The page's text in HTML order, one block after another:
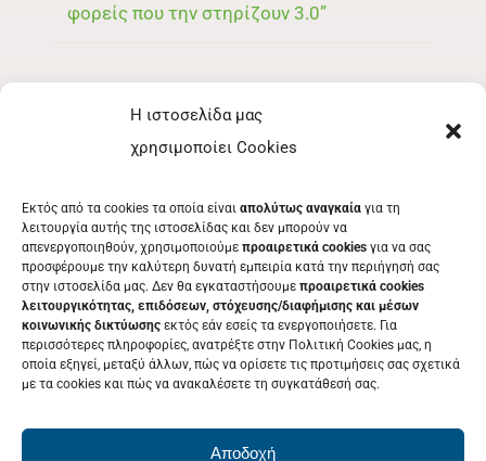
Η ιστοσελίδα μας
χρησιμοποίει Cookies
Εκτός από τα cookies τα οποία είναι απολύτως αναγκαία για τη
λειτουργία αυτής της ιστοσελίδας και δεν μπορούν να
απενεργοποιηθούν, χρησιμοποιούμε προαιρετικά cookies για να σας
προσφέρουμε την καλύτερη δυνατή εμπειρία κατά την περιήγησή σας
στην ιστοσελίδα μας. Δεν θα εγκαταστήσουμε προαιρετικά cookies
λειτουργικότητας, επιδόσεων, στόχευσης/διαφήμισης και μέσων
κοινωνικής δικτύωσης εκτός εάν εσείς τα ενεργοποιήσετε. Για
περισσότερες πληροφορίες, ανατρέξτε στην Πολιτική Cookies μας, η
οποία εξηγεί, μεταξύ άλλων, πώς να ορίσετε τις προτιμήσεις σας σχετικά
με τα cookies και πώς να ανακαλέσετε τη συγκατάθεσή σας.
Αποδοχή
φορείς που την στηρίζουν 3.0”
ΕΘΕΛΟΝΤΉΣ
ΤΑ ΝΈΑ ΜΑΣ
ΕΠΙΚΟΙΝΩΝΊΑ
ΕΚΔΗΛΩΣΕΙΣ